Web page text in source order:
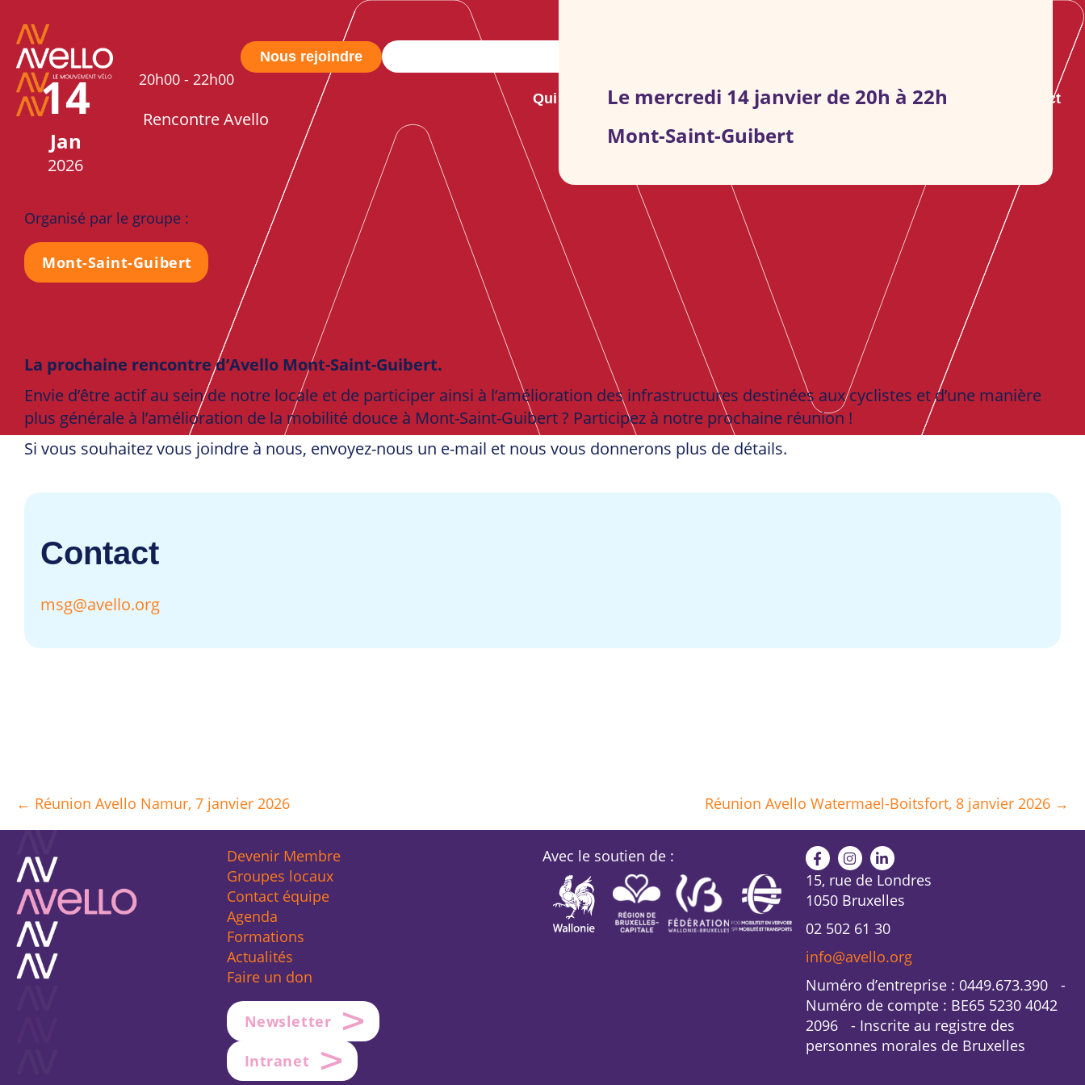
Nous rejoindre
Qui sommes-nous ? Nos groupes S’informer Agenda Contact
14
Jan
2026
20h00 - 22h00
Rencontre Avello
Le mercredi 14 janvier de 20h à 22h
Mont-Saint-Guibert
Organisé par le groupe :
Mont-Saint-Guibert
La prochaine rencontre d’Avello Mont-Saint-Guibert.
Envie d’être actif au sein de notre locale et de participer ainsi à l’amélioration des infrastructures destinées aux cyclistes et d’une manière
plus générale à l’amélioration de la mobilité douce à Mont-Saint-Guibert ? Participez à notre prochaine réunion !
Si vous souhaitez vous joindre à nous, envoyez-nous un e-mail et nous vous donnerons plus de détails.
Contact
msg@avello.org
Posts
navigation
← Réunion Avello Namur, 7 janvier 2026 Réunion Avello Watermael-Boitsfort, 8 janvier 2026 →
Devenir Membre
Groupes locaux
Contact équipe
Agenda
Formations
Actualités
Faire un don
Newsletter
Intranet
Avec le soutien de :
15, rue de Londres
1050 Bruxelles
02 502 61 30
info@avello.org
Numéro d’entreprise : 0449.673.390 -
Numéro de compte : BE65 5230 4042
2096 - Inscrite au registre des
personnes morales de Bruxelles